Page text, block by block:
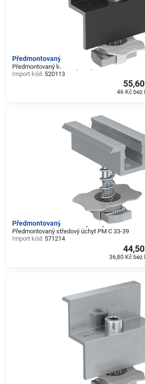
Předmontovaný koncový úchyt PM F 35
Předmontovaný koncový úchyt PM F 35 ČERNÝ
Import kód: 520113
46 Kč bez
Předmontovaný středový úchyt PM C 33-39
Předmontovaný středový úchyt PM C 33-39
Import kód: 571214
36,80 Kč bez